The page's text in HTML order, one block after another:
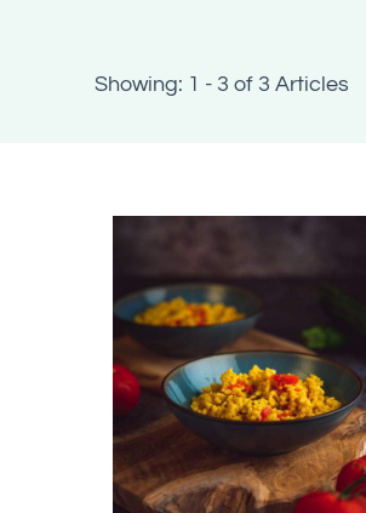
Showing: 1 - 3 of 3 Articles